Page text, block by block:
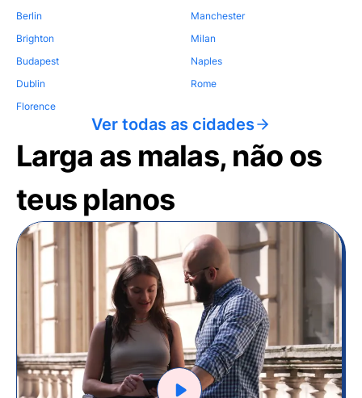
Berlin
Brighton
Budapest
Dublin
Florence
Manchester
Milan
Naples
Rome
Ver todas as cidades
Larga as malas, não os
teus planos